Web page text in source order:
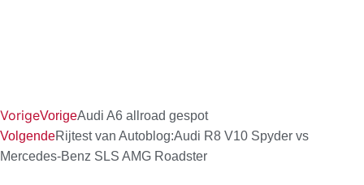
VorigeVorigeAudi A6 allroad gespot
VolgendeRijtest van Autoblog:Audi R8 V10 Spyder vs
Mercedes-Benz SLS AMG Roadster